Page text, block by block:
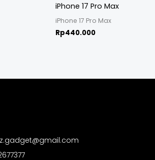
iPhone 17 Pro Max
iPhone 17 Pro Max
Rp440.000